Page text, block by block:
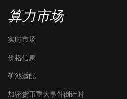
算力市场
实时市场
价格信息
矿池适配
加密货币重大事件倒计时